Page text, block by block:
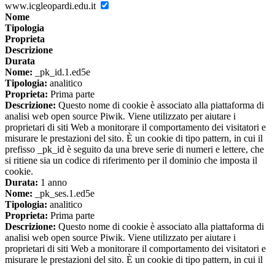
www.icgleopardi.edu.it
Nome
Tipologia
Proprieta
Descrizione
Durata
Nome: _pk_id.1.ed5e
Tipologia: analitico
Proprieta: Prima parte
Descrizione: Questo nome di cookie è associato alla piattaforma di
analisi web open source Piwik. Viene utilizzato per aiutare i
proprietari di siti Web a monitorare il comportamento dei visitatori e
misurare le prestazioni del sito. È un cookie di tipo pattern, in cui il
prefisso _pk_id è seguito da una breve serie di numeri e lettere, che
si ritiene sia un codice di riferimento per il dominio che imposta il
cookie.
Durata: 1 anno
Nome: _pk_ses.1.ed5e
Tipologia: analitico
Proprieta: Prima parte
Descrizione: Questo nome di cookie è associato alla piattaforma di
analisi web open source Piwik. Viene utilizzato per aiutare i
proprietari di siti Web a monitorare il comportamento dei visitatori e
misurare le prestazioni del sito. È un cookie di tipo pattern, in cui il